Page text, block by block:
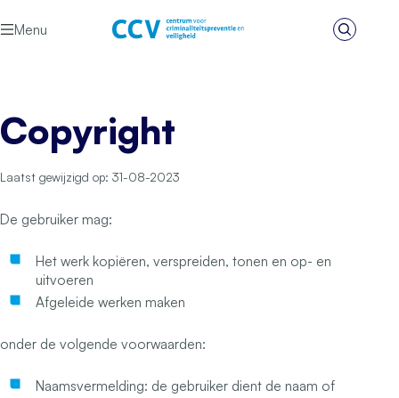
Menu
Zoeken
Copyright
Laatst gewijzigd op: 31-08-2023
De gebruiker mag:
Het werk kopiëren, verspreiden, tonen en op- en
uitvoeren
Afgeleide werken maken
onder de volgende voorwaarden:
Naamsvermelding: de gebruiker dient de naam of